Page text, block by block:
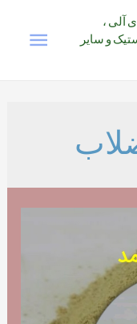
آلی ،
و سایر